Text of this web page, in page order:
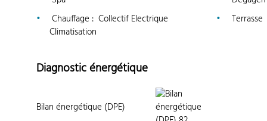
Chauffage : Collectif Electrique
Climatisation
Terrasse
Diagnostic énergétique
Bilan énergétique (DPE)